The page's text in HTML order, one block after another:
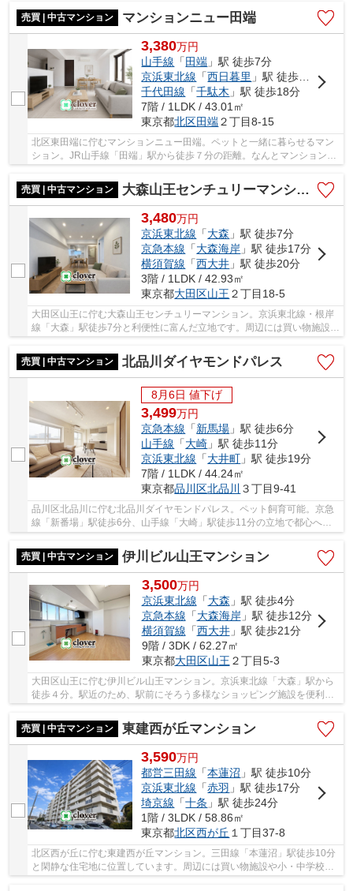
売買 | 中古マンション
マンションニュー田端
3,380万円
山手線 「 田端 」駅 徒歩7分
京浜東北線 「西日暮里 」駅 徒歩12分
千代田線 「千駄木 」駅 徒歩18分
7階 / 1LDK / 43.01㎡
東京都北区田端２丁目8-15
北区東田端に佇むマンションニュー田端。ペットと一緒に暮らせるマン
ション。JR山手線「田端」駅から徒歩７分の距離。なんとマンション１
階に業務スーパー田端店が入っているため、日...
売買 | 中古マンション
大森山王センチュリーマンション
3,480万円
京浜東北線 「大森 」駅 徒歩7分
京急本線 「大森海岸 」駅 徒歩17分
横須賀線 「西大井 」駅 徒歩20分
3階 / 1LDK / 42.93㎡
東京都大田区山王 ２丁目18-5
大田区山王に佇む大森山王センチュリーマンション。京浜東北線・根岸
線「大森」駅徒歩7分と利便性に富んだ立地です。周辺には買い物施設や
飲食店、ショッピングモールなどの商業施設も...
売買 | 中古マンション
北品川ダイヤモンドパレス
8月6日 値下げ
3,499万円
京急本線 「新馬場 」駅 徒歩6分
山手線 「大崎 」駅 徒歩11分
京浜東北線 「大井町 」駅 徒歩19分
7階 / 1LDK / 44.24㎡
東京都品川区北品川 ３丁目9-41
品川区北品川に佇む北品川ダイヤモンドパレス。ペット飼育可能。京急
線「新番場」駅徒歩6分、山手線「大崎」駅徒歩11分の立地で都心への
アクセスも良好です。大崎駅前は飲食店や商業施...
売買 | 中古マンション
伊川ビル山王マンション
3,500万円
京浜東北線 「大森 」駅 徒歩4分
京急本線 「大森海岸」駅 徒歩12分
横須賀線 「西大井」駅 徒歩21分
9階 / 3DK / 62.27㎡
東京都大田区山王 ２丁目5-3
大田区山王に佇む伊川ビル山王マンション。京浜東北線「大森」駅から
徒歩４分。駅近のため、駅前にそろう多様なショッピング施設を便利に
売買 | 中古マンション
東建西が丘マンション
3,590万円
都営三田線 「本蓮沼 」駅 徒歩10分
京浜東北線 「赤羽 」駅 徒歩17分
埼京線 「十条 」駅 徒歩24分
1階 / 3LDK / 58.86㎡
東京都北区西が丘 １丁目37-8
北区西が丘に佇む東建西が丘マンション。三田線「本蓮沼」駅徒歩10分
と閑静な住宅地に位置しています。周辺には買い物施設や小・中学校が